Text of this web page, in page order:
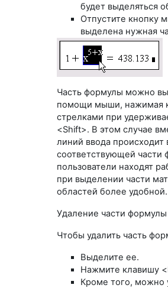
будет выделяться
Отпустите кнопку
выделена нужная
Часть формулы можно
помощи мыши, нажимая
стрелками при
<Shift>. В этом случае
линий ввода происходит
соответствующей части
пользователи находят
при выделении части
областей более удобной.
Удаление части формулы
Чтобы удалить часть
Выделите ее.
Нажмите клавишу
Кроме того, можно